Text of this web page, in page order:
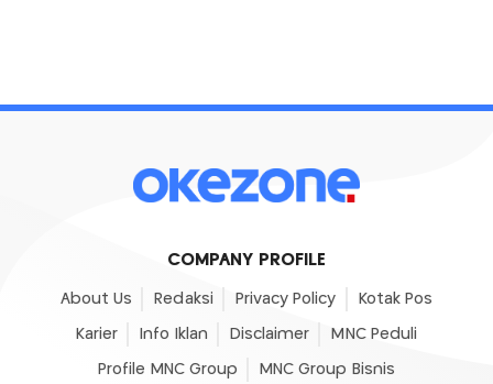
COMPANY PROFILE
About Us Redaksi Privacy Policy Kotak Pos
Karier Info Iklan Disclaimer MNC Peduli
Profile MNC Group MNC Group Bisnis